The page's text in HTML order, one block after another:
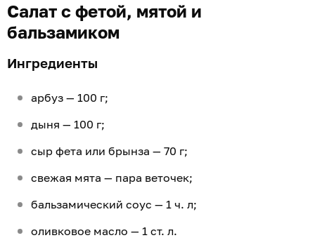
Салат с фетой, мятой и
бальзамиком
Ингредиенты
арбуз — 100 г;
дыня — 100 г;
сыр фета или брынза — 70 г;
свежая мята — пара веточек;
бальзамический соус — 1 ч. л;
оливковое масло — 1 ст. л.